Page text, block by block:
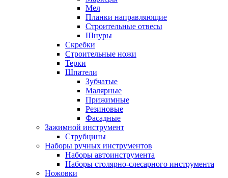
Мел
Планки направляющие
Строительные отвесы
Шнуры
Скребки
Строительные ножи
Терки
Шпатели
Зубчатые
Малярные
Прижимные
Резиновые
Фасадные
Зажимной инструмент
Струбцины
Наборы ручных инструментов
Наборы автоинструмента
Наборы столярно-слесарного инструмента
Ножовки